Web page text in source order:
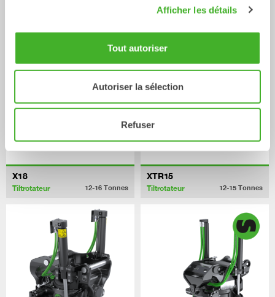
Afficher les détails
Tout autoriser
Autoriser la sélection
Refuser
XTR13
X18
Tiltrotateur 12-16 Tonnes
XTR15
Tiltrotateur 12-15 Tonnes